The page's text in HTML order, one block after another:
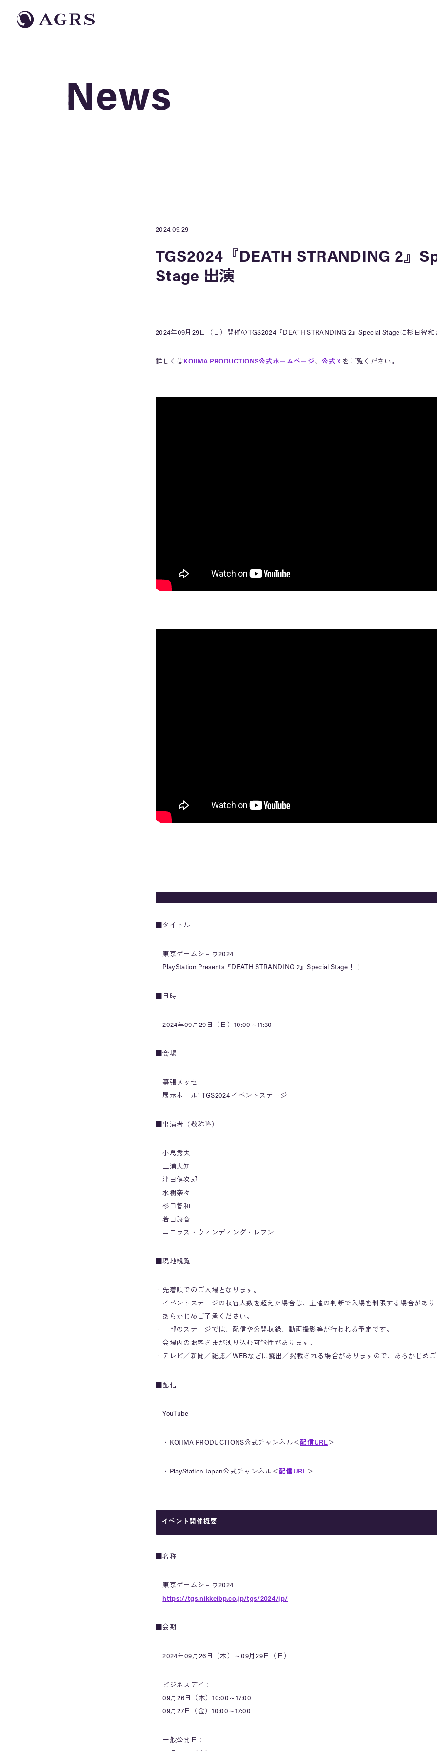
News
News
2024.09.29
TGS2024『DEATH STRANDING 2』
Stage 出演
2024年09月29日（日）開催のTGS2024『DEATH STRANDING 2』Special Stageに杉田智
詳しくはKOJIMA PRODUCTIONS公式ホームページ、公式Ｘ をご覧ください。
■タイトル
東京ゲームショウ2024
PlayStation Presents『DEATH STRANDING 2』Special Stage！！
■日時
2024年09月29日（日）10:00～11:30
■会場
幕張メッセ
展示ホール1 TGS2024 イベントステージ
■出演者（敬称略）
小島秀夫
三浦大知
津田健次郎
水樹奈々
杉田智和
若山詩音
ニコラス・ウィンディング・レフン
■現地観覧
・先着順でのご入場となります。
・イベントステージの収容人数を超えた場合は、主催の判断で入場を制限する場合があり
あらかじめご了承ください。
・一部のステージでは、配信や公開収録、動画撮影等が行われる予定です。
会場内のお客さまが映り込む可能性があります。
・テレビ／新聞／雑誌／WEBなどに露出／掲載される場合がありますので、あらかじめ
■配信
YouTube
・KOJIMA PRODUCTIONS公式チャンネル＜ 配信URL＞
・PlayStation Japan公式チャンネル＜ 配信URL ＞
イベント開催概要
■名称
東京ゲームショウ2024
https://tgs.nikkeibp.co.jp/tgs/2024/jp/
■会期
2024年09月26日（木）～09月29日（日）
ビジネスデイ：
09月26日（木）10:00～17:00
09月27日（金）10:00～17:00
一般公開日：